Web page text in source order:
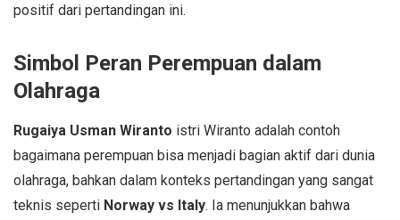
positif dari pertandingan ini.
Simbol Peran Perempuan dalam
Olahraga
Rugaiya Usman Wiranto istri Wiranto adalah contoh
bagaimana perempuan bisa menjadi bagian aktif dari dunia
olahraga, bahkan dalam konteks pertandingan yang sangat
teknis seperti Norway vs Italy. Ia menunjukkan bahwa